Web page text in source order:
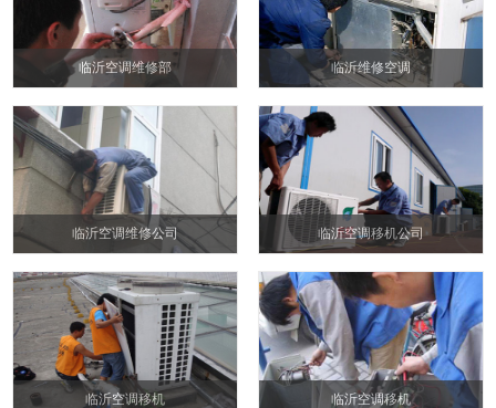
临沂空调维修部 临沂维修空调
临沂空调维修公司 临沂空调移机公司
临沂空调移机 临沂空调移机